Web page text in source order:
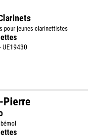
pour jeunes clarinettistes
UE19430
Pierre